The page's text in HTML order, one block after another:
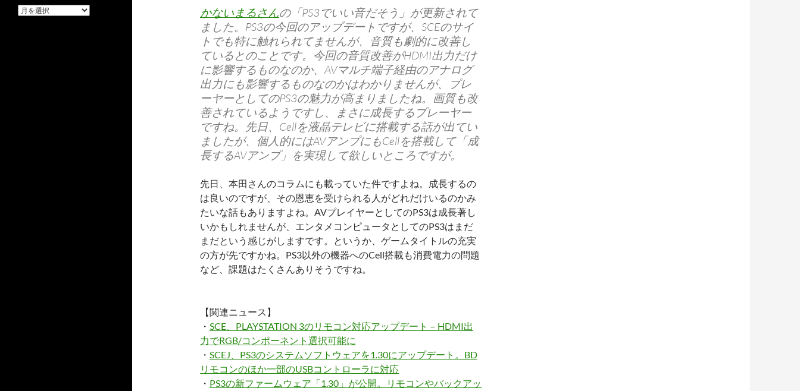
かないまるさんの「PS3でいい音だそう」が更新されて
ました。PS3の今回のアップデートですが、SCEのサイ
トでも特に触れられてませんが、音質も劇的に改善し
ているとのことです。今回の音質改善がHDMI出力だけ
に影響するものなのか、AVマルチ端子経由のアナログ
出力にも影響するものなのかはわかりませんが、プレ
ーヤーとしてのPS3の魅力が高まりましたね。画質も改
善されているようですし、まさに成長するプレーヤー
ですね。先日、Cellを液晶テレビに搭載する話が出てい
ましたが、個人的にはAVアンプにもCellを搭載して「成
長するAVアンプ」を実現して欲しいところですが。
先日、本田さんのコラムにも載っていた件ですよね。成長するの
は良いのですが、その恩恵を受けられる人がどれだけいるのかみ
たいな話もありますよね。AVプレイヤーとしてのPS3は成長著し
いかもしれませんが、エンタメコンピュータとしてのPS3はまだ
まだという感じがしますです。というか、ゲームタイトルの充実
の方が先ですかね。PS3以外の機器へのCell搭載も消費電力の問題
など、課題はたくさんありそうですね。
【関連ニュース】
・ SCE、PLAYSTATION 3のリモコン対応アップデート－HDMI出
力でRGB/コンポーネント選択可能に
・ SCEJ、PS3のシステムソフトウェアを1.30にアップデート。BD
リモコンのほか一部のUSBコントローラに対応
・ PS3の新ファームウェア「1.30」が公開。リモコンやバックアッ
ア